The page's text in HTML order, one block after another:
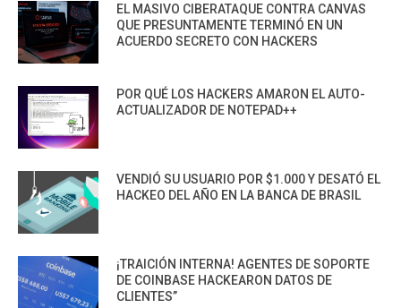
EL MASIVO CIBERATAQUE CONTRA CANVAS
QUE PRESUNTAMENTE TERMINÓ EN UN
ACUERDO SECRETO CON HACKERS
POR QUÉ LOS HACKERS AMARON EL AUTO-
ACTUALIZADOR DE NOTEPAD++
VENDIÓ SU USUARIO POR $1.000 Y DESATÓ EL
HACKEO DEL AÑO EN LA BANCA DE BRASIL
¡TRAICIÓN INTERNA! AGENTES DE SOPORTE
DE COINBASE HACKEARON DATOS DE
CLIENTES”